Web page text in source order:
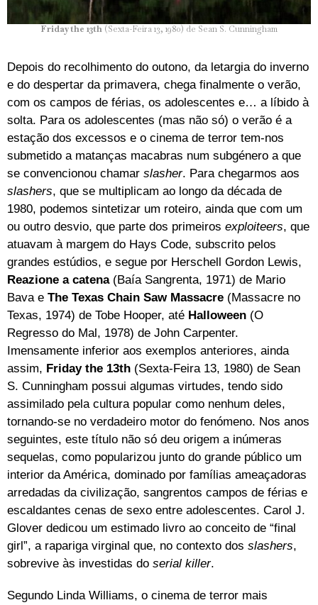
Friday the 13th(Sexta-Feira 13, 1980) de Sean S. Cunningham
Depois do recolhimento do outono, da letargia do inverno
e do despertar da primavera, chega finalmente o verão,
com os campos de férias, os adolescentes e… a líbido à
solta. Para os adolescentes (mas não só) o verão é a
estação dos excessos e o cinema de terror tem-nos
submetido a matanças macabras num subgénero a que
se convencionou chamar slasher. Para chegarmos aos
slashers, que se multiplicam ao longo da década de
1980, podemos sintetizar um roteiro, ainda que com um
ou outro desvio, que parte dos primeiros exploiteers, que
atuavam à margem do Hays Code, subscrito pelos
grandes estúdios, e segue por Herschell Gordon Lewis,
Reazione a catena(Baía Sangrenta, 1971) de Mario
Bava e The Texas Chain Saw Massacre (Massacre no
Texas, 1974) de Tobe Hooper, até Halloween (O
Regresso do Mal, 1978) de John Carpenter.
Imensamente inferior aos exemplos anteriores, ainda
assim, Friday the 13th (Sexta-Feira 13, 1980) de Sean
S. Cunningham possui algumas virtudes, tendo sido
assimilado pela cultura popular como nenhum deles,
tornando-se no verdadeiro motor do fenómeno. Nos anos
seguintes, este título não só deu origem a inúmeras
sequelas, como popularizou junto do grande público um
interior da América, dominado por famílias ameaçadoras
arredadas da civilização, sangrentos campos de férias e
escaldantes cenas de sexo entre adolescentes. Carol J.
Glover dedicou um estimado livro ao conceito de “final
girl”, a rapariga virginal que, no contexto dos slashers,
sobrevive às investidas do serial killer.
Segundo Linda Williams, o cinema de terror mais